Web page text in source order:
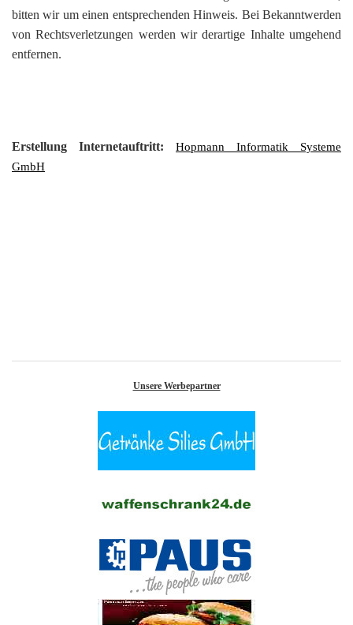
bitten wir um einen entsprechenden Hinweis. Bei Bekanntwerden
von Rechtsverletzungen werden wir derartige Inhalte umgehend
entfernen.
Erstellung Internetauftritt:
Hopmann Informatik Systeme
GmbH
Unsere Werbepartner